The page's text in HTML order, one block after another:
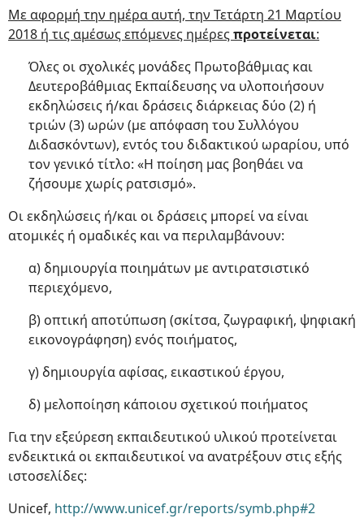
Με αφορμή την ημέρα αυτή, την Τετάρτη 21 Μαρτίου
2018 ή τις αμέσως επόμενες ημέρεςπροτείνεται:
Όλες οι σχολικές μονάδες Πρωτοβάθμιας και
Δευτεροβάθμιας Εκπαίδευσης να υλοποιήσουν
εκδηλώσεις ή/και δράσεις διάρκειας δύο (2) ή
τριών (3) ωρών (με απόφαση του Συλλόγου
Διδασκόντων), εντός του διδακτικού ωραρίου, υπό
τον γενικό τίτλο: «Η ποίηση μας βοηθάει να
ζήσουμε χωρίς ρατσισμό».
Οι εκδηλώσεις ή/και οι δράσεις μπορεί να είναι
ατομικές ή ομαδικές και να περιλαμβάνουν:
α) δημιουργία ποιημάτων με αντιρατσιστικό
περιεχόμενο,
β) οπτική αποτύπωση (σκίτσα, ζωγραφική, ψηφιακή
εικονογράφηση) ενός ποιήματος,
γ) δημιουργία αφίσας, εικαστικού έργου,
δ) μελοποίηση κάποιου σχετικού ποιήματος
Για την εξεύρεση εκπαιδευτικού υλικού προτείνεται
ενδεικτικά οι εκπαιδευτικοί να ανατρέξουν στις εξής
ιστοσελίδες:
Unicef, http://www.unicef.gr/reports/symb.php#2